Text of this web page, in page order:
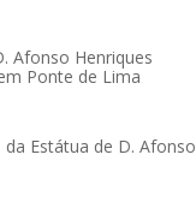
Afonso Henriques
Ponte de Lima
da Estátua de D. Afonso